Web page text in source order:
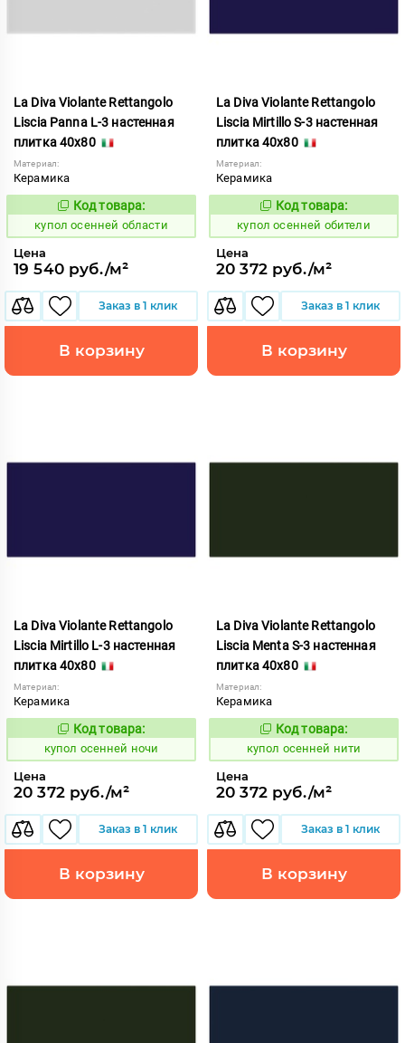
La Diva Violante Rettangolo
Liscia Panna L-3 настенная
плитка 40x80
Материал:
Керамика
852188
Код товара:
купол осенней области
Цена
19 540 руб./м²
Заказ в 1 клик
В корзину
La Diva Violante Rettangolo
Liscia Mirtillo S-3 настенная
плитка 40x80
Материал:
Керамика
852187
Код товара:
купол осенней обители
Цена
20 372 руб./м²
Заказ в 1 клик
В корзину
La Diva Violante Rettangolo
Liscia Mirtillo L-3 настенная
плитка 40x80
Материал:
Керамика
852186
Код товара:
купол осенней ночи
Цена
20 372 руб./м²
Заказ в 1 клик
В корзину
La Diva Violante Rettangolo
Liscia Menta S-3 настенная
плитка 40x80
Материал:
Керамика
852185
Код товара:
купол осенней нити
Цена
20 372 руб./м²
Заказ в 1 клик
В корзину